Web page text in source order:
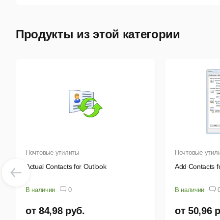
Продукты из этой категории
Почтовые утилиты
Actual Contacts for Outlook
В наличии 0
от 84,98 руб.
Почтовые
Add Contacts
В наличии
от 50,96